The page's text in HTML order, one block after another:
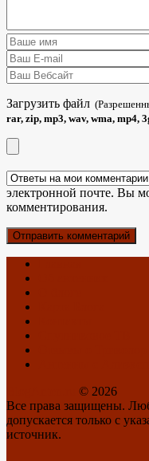
Загрузить файл
rar, zip, mp3, wav, wma, mp4,
электронной почте. Вы
комментирования.
© 2026
Все права защищены.
допускается только с
источник.